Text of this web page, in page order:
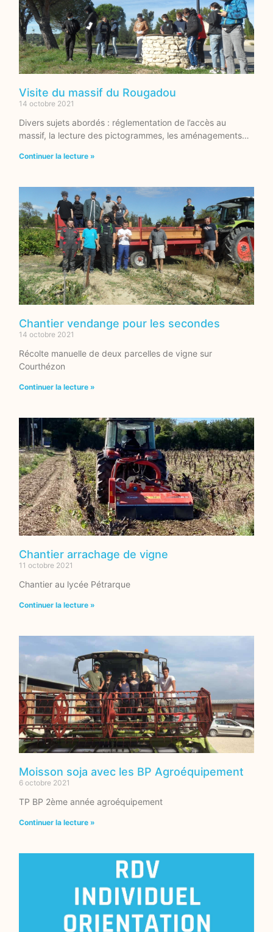
Visite du massif du Rougadou
14 octobre 2021
Divers sujets abordés : réglementation de l’accès au
massif, la lecture des pictogrammes, les aménagements…
Continuer la lecture »
Chantier vendange pour les secondes
14 octobre 2021
Récolte manuelle de deux parcelles de vigne sur
Courthézon
Continuer la lecture »
Chantier arrachage de vigne
11 octobre 2021
Chantier au lycée Pétrarque
Continuer la lecture »
Moisson soja avec les BP Agroéquipement
6 octobre 2021
TP BP 2ème année agroéquipement
Continuer la lecture »